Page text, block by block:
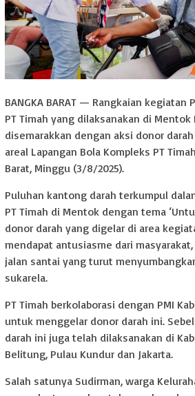
BANGKA BARAT — Rangkaian kegiatan
PT Timah yang dilaksanakan di Mentok
disemarakkan dengan aksi donor
areal Lapangan Bola Kompleks PT
Barat, Minggu (3/8/2025).
Puluhan kantong darah terkumpul
PT Timah di Mentok dengan tema
donor darah yang digelar di area
mendapat antusiasme dari
jalan santai yang turut
sukarela.
PT Timah berkolaborasi dengan PMI
untuk menggelar donor darah ini.
darah ini juga telah dilaksanakan di
Belitung, Pulau Kundur dan Jakarta.
Salah satunya Sudirman, warga